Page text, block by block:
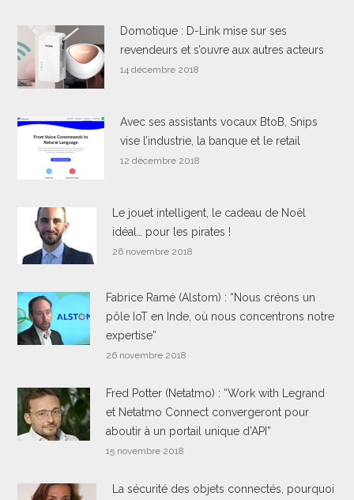
Domotique : D-Link mise sur ses
revendeurs et s’ouvre aux autres acteurs
14 décembre 2018
Avec ses assistants vocaux BtoB, Snips
vise l’industrie, la banque et le retail
12 décembre 2018
Le jouet intelligent, le cadeau de Noël
idéal… pour les pirates !
26 novembre 2018
Fabrice Ramé (Alstom) : “Nous créons un
pôle IoT en Inde, où nous concentrons notre
expertise”
26 novembre 2018
Fred Potter (Netatmo) : “Work with Legrand
et Netatmo Connect convergeront pour
aboutir à un portail unique d’API”
15 novembre 2018
La sécurité des objets connectés, pourquoi